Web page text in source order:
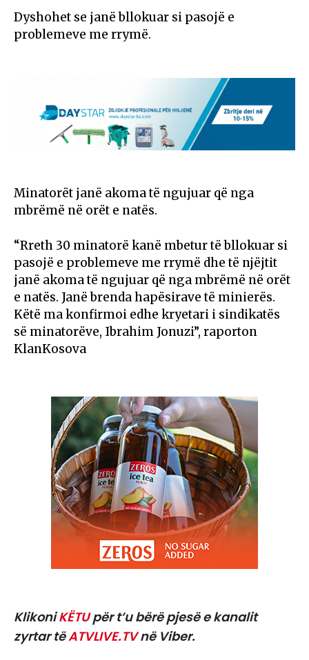
Dyshohet se janë bllokuar si pasojë e
problemeve me rrymë.
Minatorët janë akoma të ngujuar që nga
mbrëmë në orët e natës.
“Rreth 30 minatorë kanë mbetur të bllokuar si
pasojë e problemeve me rrymë dhe të njëjtit
janë akoma të ngujuar që nga mbrëmë në orët
e natës. Janë brenda hapësirave të minierës.
Këtë ma konfirmoi edhe kryetari i sindikatës
së minatorëve, Ibrahim Jonuzi”, raporton
KlanKosova
KlikoniKËTUpër t’u bërë pjesë e kanalit
zyrtar tëATVLIVE.TVnë Viber.